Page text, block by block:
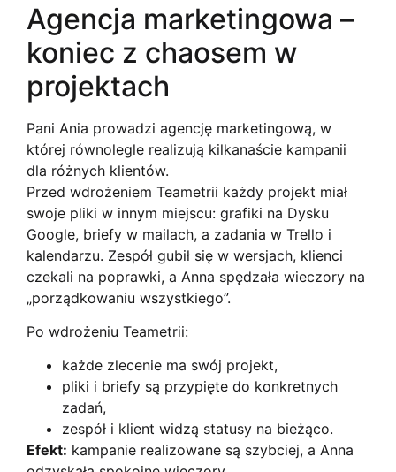
Agencja marketingowa –
koniec z chaosem w
projektach
Pani Ania prowadzi agencję marketingową, w
której równolegle realizują kilkanaście kampanii
dla różnych klientów.
Przed wdrożeniem Teametrii każdy projekt miał
swoje pliki w innym miejscu: grafiki na Dysku
Google, briefy w mailach, a zadania w Trello i
kalendarzu. Zespół gubił się w wersjach, klienci
czekali na poprawki, a Anna spędzała wieczory na
„porządkowaniu wszystkiego”.
Po wdrożeniu Teametrii:
każde zlecenie ma swój projekt,
pliki i briefy są przypięte do konkretnych
zadań,
zespół i klient widzą statusy na bieżąco.
Efekt: kampanie realizowane są szybciej, a Anna